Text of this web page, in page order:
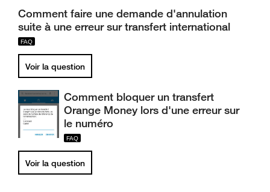
Comment faire une demande d'annulation
suite à une erreur sur transfert international
Voir la question
Comment bloquer un transfert
Orange Money lors d'une erreur sur
le numéro
Voir la question